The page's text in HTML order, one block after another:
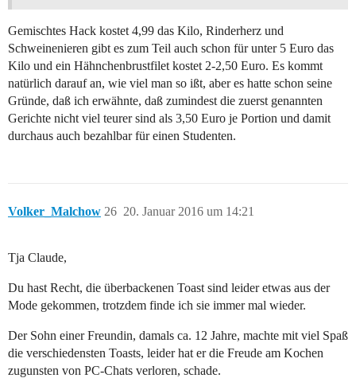
Gemischtes Hack kostet 4,99 das Kilo, Rinderherz und
Schweinenieren gibt es zum Teil auch schon für unter 5 Euro das
Kilo und ein Hähnchenbrustfilet kostet 2-2,50 Euro. Es kommt
natürlich darauf an, wie viel man so ißt, aber es hatte schon seine
Gründe, daß ich erwähnte, daß zumindest die zuerst genannten
Gerichte nicht viel teurer sind als 3,50 Euro je Portion und damit
durchaus auch bezahlbar für einen Studenten.
Volker_Malchow 20. Januar 2016 um 14:21
26
Tja Claude,
Du hast Recht, die überbackenen Toast sind leider etwas aus der
Mode gekommen, trotzdem finde ich sie immer mal wieder.
Der Sohn einer Freundin, damals ca. 12 Jahre, machte mit viel Spaß
die verschiedensten Toasts, leider hat er die Freude am Kochen
zugunsten von PC-Chats verloren, schade.